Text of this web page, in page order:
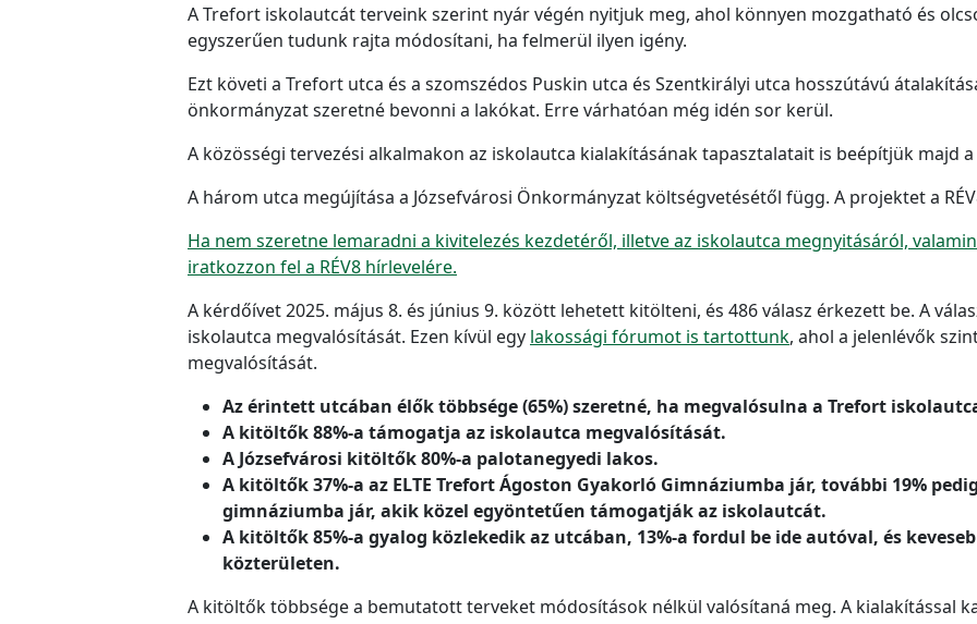
A Trefort iskolautcát terveink szerint nyár végén nyitjuk meg, ahol könnyen mozgatható és
egyszerűen tudunk rajta módosítani, ha felmerül ilyen igény.
Ezt követi a Trefort utca és a szomszédos Puskin utca és Szentkirályi utca hosszútávú
önkormányzat szeretné bevonni a lakókat. Erre várhatóan még idén sor kerül.
A közösségi tervezési alkalmakon az iskolautca kialakításának tapasztalatait is beépítjük majd
A három utca megújítása a Józsefvárosi Önkormányzat költségvetésétől függ. A projektet a
Ha nem szeretne lemaradni a kivitelezés kezdetéről, illetve az iskolautca megnyitásáról,
iratkozzon fel a RÉV8 hírlevelére.
A kérdőívet 2025. május 8. és június 9. között lehetett kitölteni, és 486 válasz érkezett be. A
iskolautca megvalósítását. Ezen kívül egy lakossági fórumot is tartottunk, ahol a jelenlévők
megvalósítását.
Az érintett utcában élők többsége (65%) szeretné, ha megvalósulna a Trefort
A kitöltők 88%-a támogatja az iskolautca megvalósítását.
A Józsefvárosi kitöltők 80%-a palotanegyedi lakos.
A kitöltők 37%-a az ELTE Trefort Ágoston Gyakorló Gimnáziumba jár, további 19%
gimnáziumba jár, akik közel egyöntetűen támogatják az iskolautcát.
A kitöltők 85%-a gyalog közlekedik az utcában, 13%-a fordul be ide autóval, és
közterületen.
A kitöltők többsége a bemutatott terveket módosítások nélkül valósítaná meg. A kialakítással